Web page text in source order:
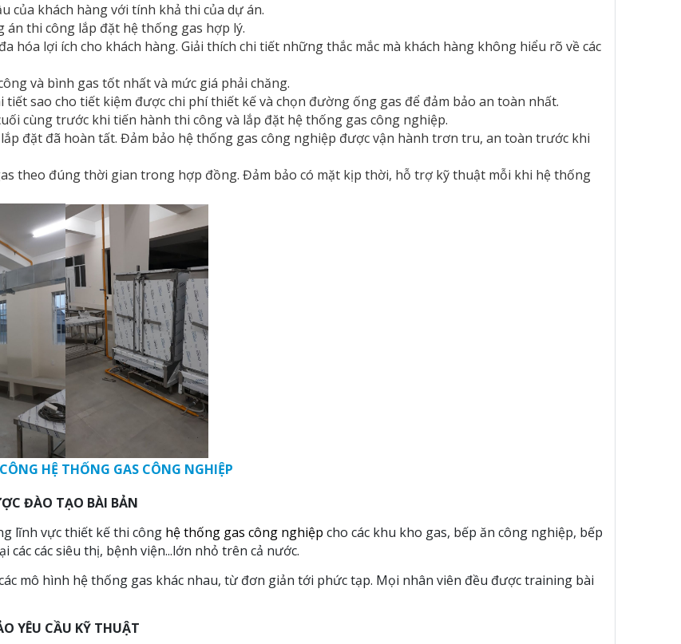
của khách hàng với tính khả thi của dự án.
thi công lắp đặt hệ thống gas hợp lý.
hóa lợi ích cho khách hàng. Giải thích chi tiết những thắc mắc mà khách hàng không hiểu rõ về các
và bình gas tốt nhất và mức giá phải chăng.
sao cho tiết kiệm được chi phí thiết kế và chọn đường ống gas để đảm bảo an toàn nhất.
cùng trước khi tiến hành thi công và lắp đặt hệ thống gas công nghiệp.
đặt đã hoàn tất. Đảm bảo hệ thống gas công nghiệp được vận hành trơn tru, an toàn trước khi
theo đúng thời gian trong hợp đồng. Đảm bảo có mặt kịp thời, hỗ trợ kỹ thuật mỗi khi hệ thống
HỆ THỐNG GAS CÔNG NGHIỆP
ĐÀO TẠO BÀI BẢN
lĩnh vực thiết kế thi công hệ thống gas công nghiệp cho các khu kho gas, bếp ăn công nghiệp, bếp
các các siêu thị, bệnh viện...lớn nhỏ trên cả nước.
mô hình hệ thống gas khác nhau, từ đơn giản tới phức tạp. Mọi nhân viên đều được training bài
YÊU CẦU KỸ THUẬT